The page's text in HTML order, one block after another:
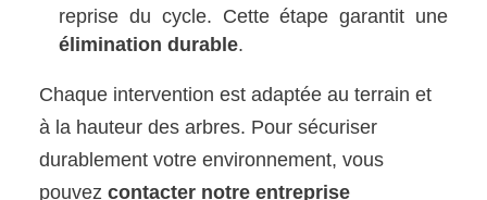
reprise du cycle. Cette étape garantit une
élimination durable.
Chaque intervention est adaptée au terrain et
à la hauteur des arbres. Pour sécuriser
durablement votre environnement, vous
pouvezcontacter notre entreprise